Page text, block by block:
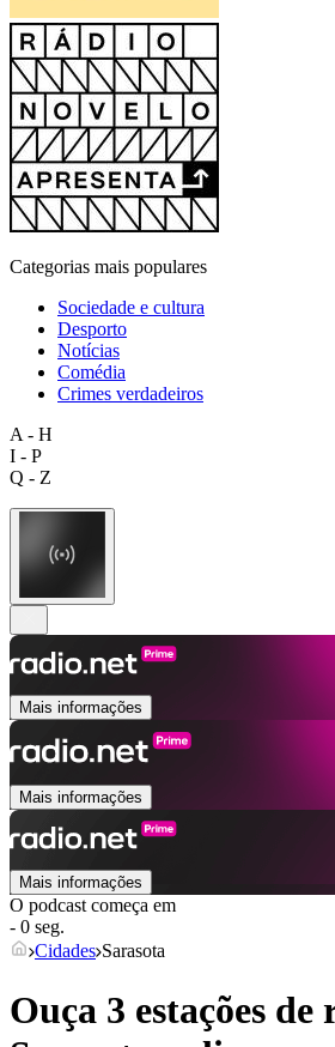
Categorias mais populares
Sociedade e cultura
Desporto
Notícias
Comédia
Crimes verdadeiros
A - H
I - P
Q - Z
Mais informações
Mais informações
Mais informações
O podcast começa em
- 0 seg.
Cidades Sarasota
Ouça 3 estações de